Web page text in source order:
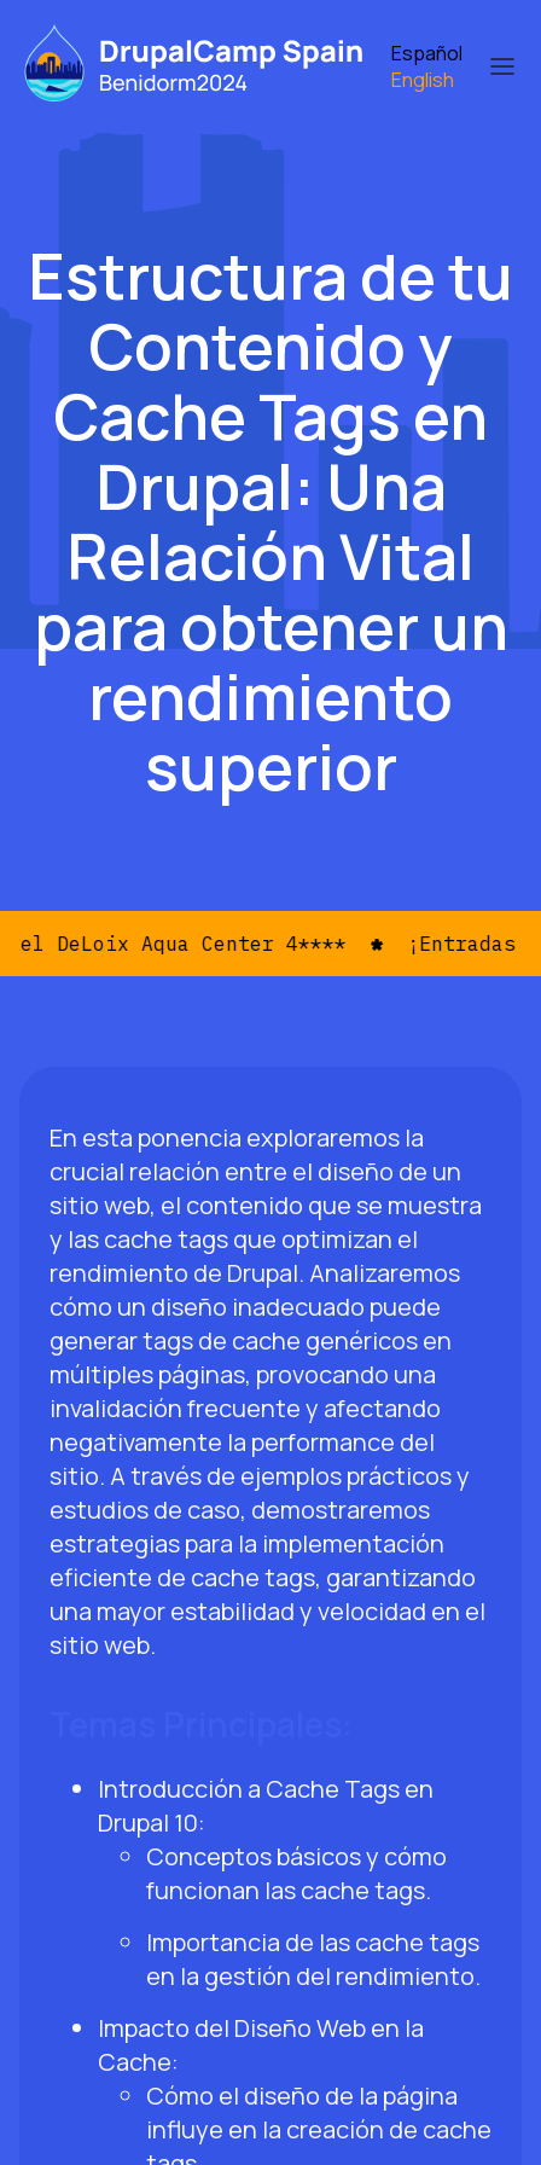
main
content
Español
English
Estructura de tu
Contenido y
Cache Tags en
Drupal: Una
Relación Vital
para obtener un
rendimiento
superior
DeLoix Aqua Center 4**** ¡Entradas
En esta ponencia exploraremos la
crucial relación entre el diseño de un
sitio web, el contenido que se muestra
y las cache tags que optimizan el
rendimiento de Drupal. Analizaremos
cómo un diseño inadecuado puede
generar tags de cache genéricos en
múltiples páginas, provocando una
invalidación frecuente y afectando
negativamente la performance del
sitio. A través de ejemplos prácticos y
estudios de caso, demostraremos
estrategias para la implementación
eficiente de cache tags, garantizando
una mayor estabilidad y velocidad en el
sitio web.
Introducción a Cache Tags en
Drupal 10:
Conceptos básicos y cómo
funcionan las cache tags.
Importancia de las cache tags
en la gestión del rendimiento.
Impacto del Diseño Web en la
Cache:
Cómo el diseño de la página
influye en la creación de cache